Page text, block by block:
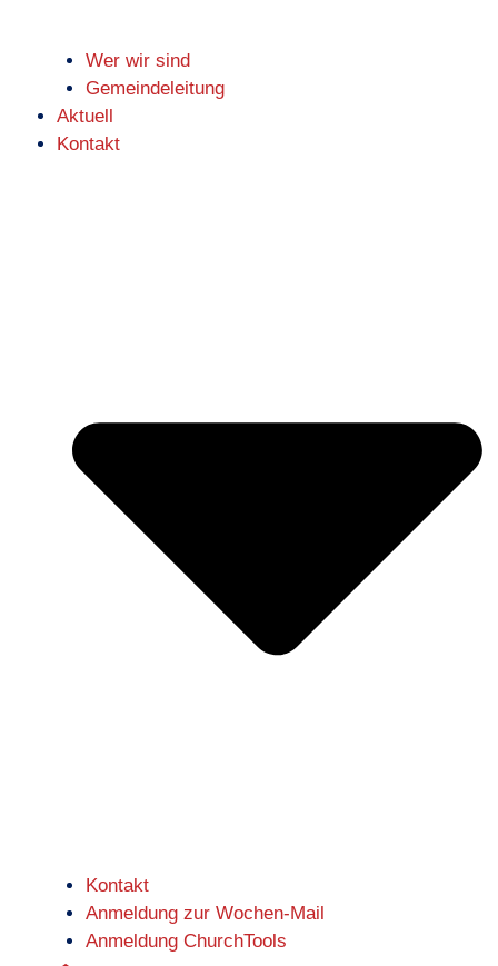
Wer wir sind
Gemeindeleitung
Aktuell
Kontakt
Kontakt
Anmeldung zur Wochen-Mail
Anmeldung ChurchTools